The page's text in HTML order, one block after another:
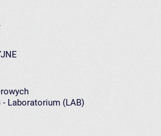
Laboratorium (LAB)